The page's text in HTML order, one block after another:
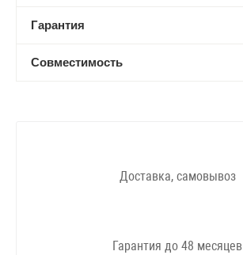
Гарантия
Совместимость
Доставка, самовывоз
Гарантия до 48 месяцев